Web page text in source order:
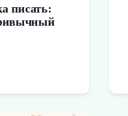
писать: